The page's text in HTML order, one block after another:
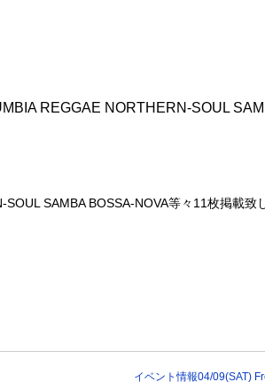
REGGAE NORTHERN-SOUL
SAMBA BOSSA-NOVA等々11枚掲載致
イベント情報04/09(SAT)